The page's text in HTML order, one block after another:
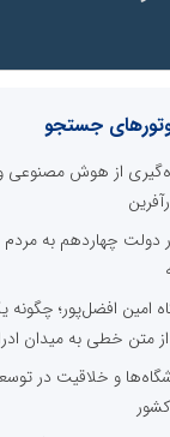
جستجو
از هوش
دولت چهاردهم به
امین افضل‌پور؛ چگونه
از متن خطی به میدان
و خلاقیت در